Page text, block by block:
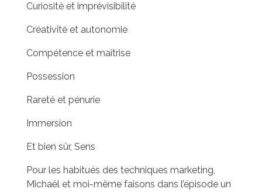
Curiosité et imprévisibilité
Créativité et autonomie
Compétence et maîtrise
Possession
Rareté et pénurie
Immersion
Et bien sûr, Sens
Pour les habitués des techniques marketing,
Michaël et moi-même faisons dans l’épisode un